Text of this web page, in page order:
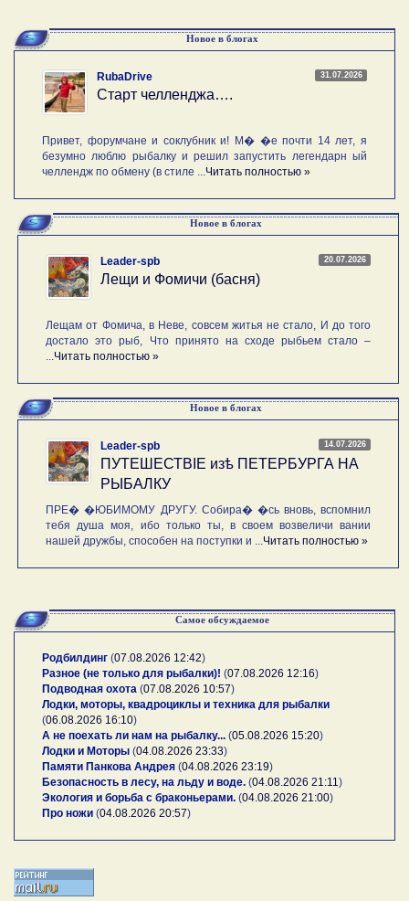
Новое в блогах
31.07.2026
RubaDrive
Старт челленджа….
Привет, форумчане и соклубник и! М� �е почти 14 лет, я
безумно люблю рыбалку и решил запустить легендарн ый
челлендж по обмену (в стиле ... Читать полностью »
Новое в блогах
20.07.2026
Leader-spb
Лещи и Фомичи (басня)
Лещам от Фомича, в Неве, совсем житья не стало, И до того
достало это рыб, Что принято на сходе рыбьем стало –
Читать полностью »
Новое в блогах
14.07.2026
Leader-spb
ПУТЕШЕСТВIE изѣ ПЕТЕРБУРГА НА
РЫБАЛКУ
ПРЕ� �ЮБИМОМУ ДРУГУ. Собира� �сь вновь, вспомнил
тебя душа моя, ибо только ты, в своем возвеличи вании
нашей дружбы, способен на поступки и ... Читать полностью »
Самое обсуждаемое
Родбилдинг (07.08.2026 12:42)
Разное (не только для рыбалки)! (07.08.2026 12:16)
Подводная охота (07.08.2026 10:57)
Лодки, моторы, квадроциклы и техника для рыбалки
(06.08.2026 16:10)
А не поехать ли нам на рыбалку... (05.08.2026 15:20)
Лодки и Моторы (04.08.2026 23:33)
Памяти Панкова Андрея (04.08.2026 23:19)
Безопасность в лесу, на льду и воде. (04.08.2026 21:11 )
Экология и борьба с браконьерами. (04.08.2026 21:00)
Про ножи (04.08.2026 20:57)